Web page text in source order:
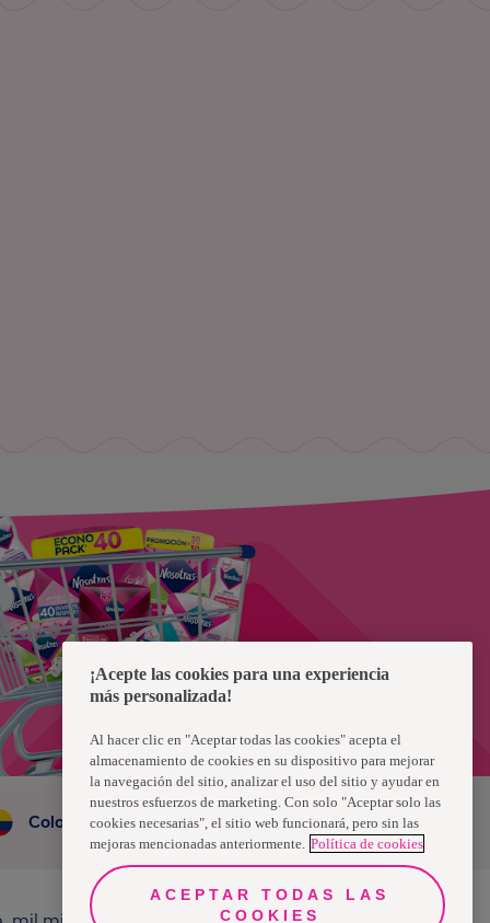
Colombia
¡Acepte las cookies para una experiencia
más personalizada!
Al hacer clic en "Aceptar todas las cookies" acepta el
almacenamiento de cookies en su dispositivo para mejorar
la navegación del sitio, analizar el uso del sitio y ayudar en
nuestros esfuerzos de marketing. Con solo "Aceptar solo las
cookies necesarias", el sitio web funcionará, pero sin las
mejoras mencionadas anteriormente. Política de cookies
ACEPTAR TODAS LAS
COOKIES